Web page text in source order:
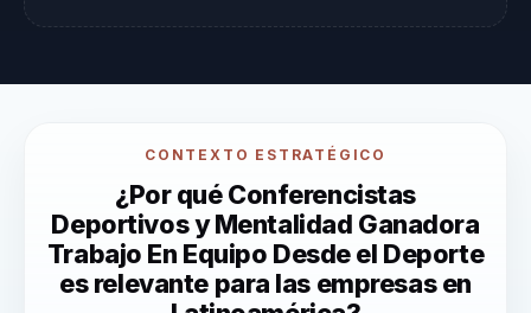
CONTEXTO ESTRATÉGICO
¿Por qué Conferencistas
Deportivos y Mentalidad Ganadora
Trabajo En Equipo Desde el Deporte
es relevante para las empresas en